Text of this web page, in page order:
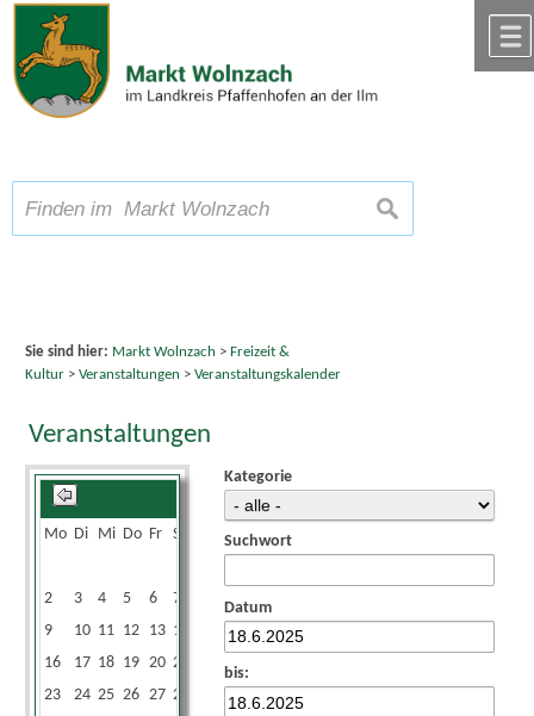
Zum Inhalt,zur Navigation
Schriftgröße A A A suchen
Sie sind hier: Markt Wolnzach > Freizeit &
Kultur> Veranstaltungen > Veranstaltungskalender
Veranstaltungen
Mo Di Mi Do Fr Sa
2
3 4 5 6 7
9
10 11 12 13 14
16
17 18 19 20 21
23
24 25 26 27 28
Kategorie
Suchwort
Datum
bis: